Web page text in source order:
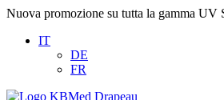
Nuova promozione su tutta la gamma UV
IT
DE
FR